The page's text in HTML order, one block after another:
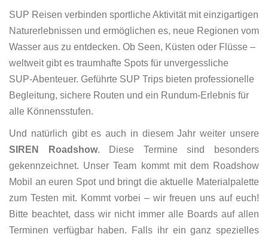
SUP Reisen verbinden sportliche Aktivität mit einzigartigen
Naturerlebnissen und ermöglichen es, neue Regionen vom
Wasser aus zu entdecken. Ob Seen, Küsten oder Flüsse –
weltweit gibt es traumhafte Spots für unvergessliche
SUP‑Abenteuer. Geführte SUP Trips bieten professionelle
Begleitung, sichere Routen und ein Rundum‑Erlebnis für
alle Könnensstufen.
Und natürlich gibt es auch in diesem Jahr weiter unsere
SIREN Roadshow. Diese Termine sind besonders
gekennzeichnet. Unser Team kommt mit dem Roadshow
Mobil an euren Spot und bringt die aktuelle Materialpalette
zum Testen mit. Kommt vorbei – wir freuen uns auf euch!
Bitte beachtet, dass wir nicht immer alle Boards auf allen
Terminen verfügbar haben. Falls ihr ein ganz spezielles